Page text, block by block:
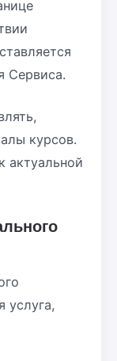
Сервиса.
курсов.
актуальной
услуга,